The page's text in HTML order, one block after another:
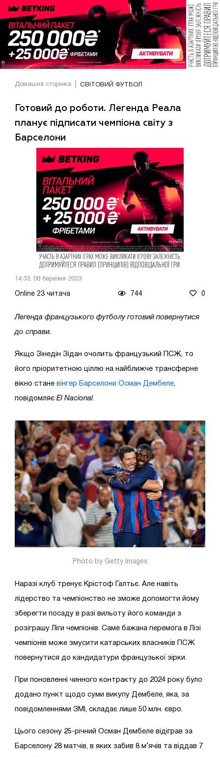
Домашня сторінка СВІТОВИЙ ФУТБОЛ
Готовий до роботи. Легенда Реала
планує підписати чемпіона світу з
Барселони
14:33, 08 березня 2023
Online 23 читача 744 0
Легенда французького футболу готовий повернутися
до справи.
Якщо Зінедін Зідан очолить французький ПСЖ, то
його пріоритетною ціллю на найближче трансферне
вікно стане вінгер Барселони Осман Дембеле
повідомляє El Nacional
Photo by Getty Images
Наразі клуб тренує Крістоф Галтьє. Але навіть
лідерство та чемпіонство не зможе допомогти йому
зберегти посаду в разі вильоту його команди з
розіграшу Ліги чемпіонів. Саме бажана перемога в Лізі
чемпіонів може змусити катарських власників ПСЖ
повернутися до кандидатури французької зірки.
При поновленні чинного контракту до 2024 року було
додано пункт щодо суми викупу Дембеле, яка, за
повідомленнями ЗМІ, складає лише 50 млн. євро.
Цього сезону 25-річний Осман Дембеле відіграв за
Барселону 28 матчів, в яких забив 8 м’ячів та віддав 7